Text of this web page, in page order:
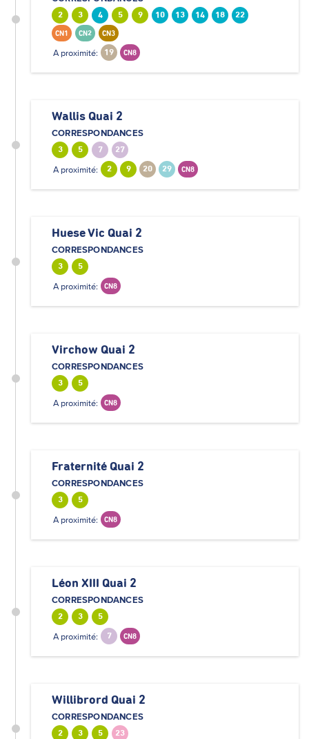
2 3 4 5 9 10 13 14 18 22
CN1 CN2 CN3
A proximité: 19 CN8
Wallis Quai 2
CORRESPONDANCES
3 5 7 27
A proximité: 2 9 20 29 CN8
Huese Vic Quai 2
CORRESPONDANCES
3 5
A proximité: CN8
Virchow Quai 2
CORRESPONDANCES
3 5
A proximité: CN8
Fraternité Quai 2
CORRESPONDANCES
3 5
A proximité: CN8
Léon XIII Quai 2
CORRESPONDANCES
2 3 5
A proximité: 7 CN8
Willibrord Quai 2
CORRESPONDANCES
2 3 5 23